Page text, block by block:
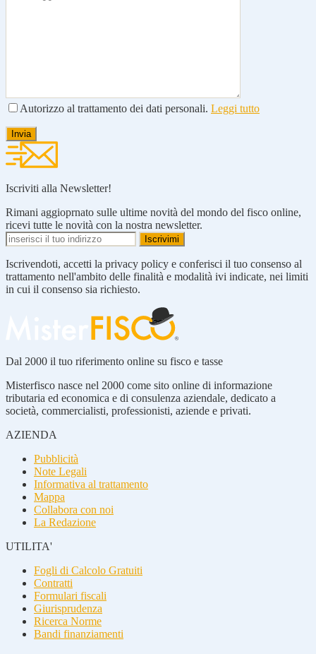
Autorizzo al trattamento dei dati personali. Leggi tutto
Iscriviti alla Newsletter!
Rimani aggioprnato sulle ultime novità del mondo del fisco online,
ricevi tutte le novità con la nostra newsletter.
Iscrivendoti, accetti la privacy policy e conferisci il tuo consenso al
trattamento nell'ambito delle finalità e modalità ivi indicate, nei limiti
in cui il consenso sia richiesto.
Dal 2000 il tuo riferimento online su fisco e tasse
Misterfisco nasce nel 2000 come sito online di informazione
tributaria ed economica e di consulenza aziendale, dedicato a
società, commercialisti, professionisti, aziende e privati.
AZIENDA
Pubblicità
Note Legali
Informativa al trattamento
Mappa
Collabora con noi
La Redazione
UTILITA'
Fogli di Calcolo Gratuiti
Contratti
Formulari fiscali
Giurisprudenza
Ricerca Norme
Bandi finanziamenti